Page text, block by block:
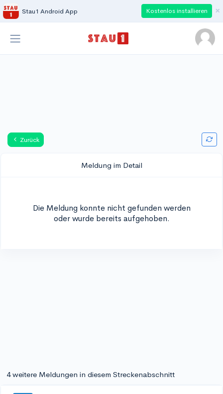
Stau1 Android App Kostenlos installieren ×
Zurück
Meldung im Detail
Die Meldung konnte nicht gefunden werden
oder wurde bereits aufgehoben.
4 weitere Meldungen in diesem Streckenabschnitt